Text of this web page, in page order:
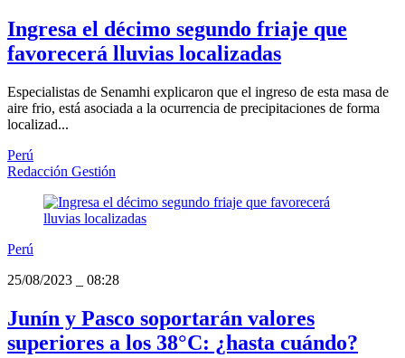
Ingresa el décimo segundo friaje que
favorecerá lluvias localizadas
Especialistas de Senamhi explicaron que el ingreso de esta masa de
aire frio, está asociada a la ocurrencia de precipitaciones de forma
localizad...
Perú
Redacción Gestión
Perú
25/08/2023
08:28
Junín y Pasco soportarán valores
superiores a los 38°C: ¿hasta cuándo?